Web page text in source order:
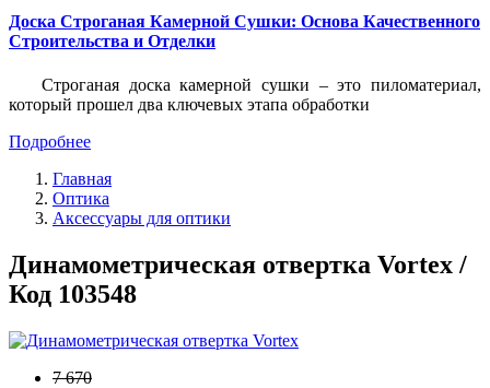
Доска Строганая Камерной Сушки: Основа Качественного
Строительства и Отделки
Строганая доска камерной сушки – это пиломатериал,
который прошел два ключевых этапа обработки
Подробнее
Главная
Оптика
Аксессуары для оптики
Динамометрическая отвертка Vortex /
Код 103548
7 670